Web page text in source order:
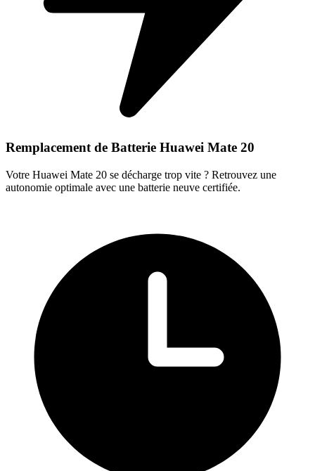
Remplacement de Batterie Huawei Mate 20
Votre Huawei Mate 20 se décharge trop vite ? Retrouvez une
autonomie optimale avec une batterie neuve certifiée.